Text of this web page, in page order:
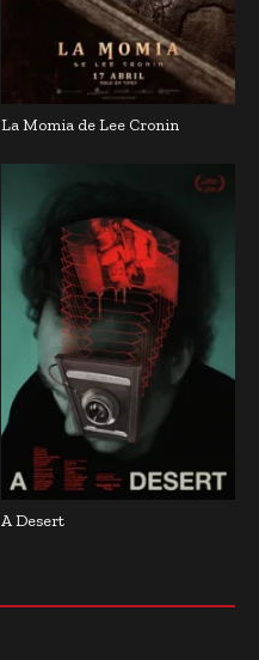
La Momia de Lee Cronin
A Desert